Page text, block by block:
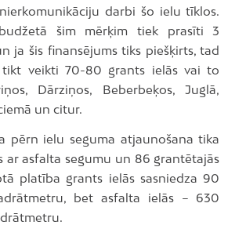
darbi šo ielu tīklos.
budžetā šim mērķim tiek prasīti 3
ja šis finansējums tiks piešķirts, tad
veikti 70-80 grants ielās vai to
Dārziņos, Beberbeķos, Juglā,
un citur.
pērn ielu seguma atjaunošana tika
ar asfalta segumu un 86 grantētajās
platība grants ielās sasniedza 90
bet asfalta ielās – 630